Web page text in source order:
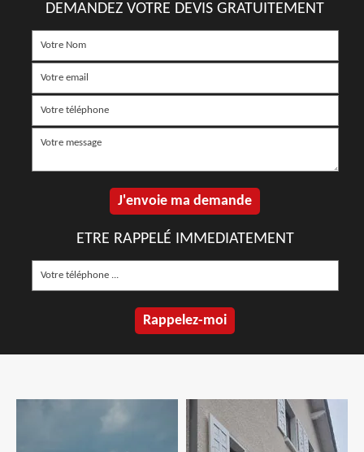
DEMANDEZ VOTRE DEVIS GRATUITEMENT
ETRE RAPPELÉ IMMEDIATEMENT